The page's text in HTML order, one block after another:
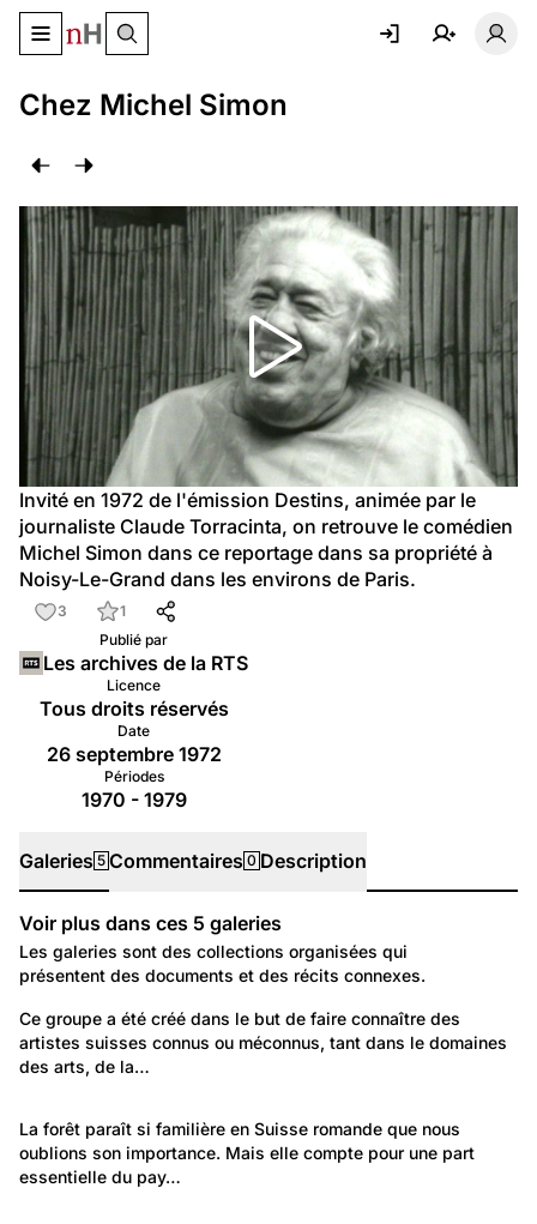
Basculer le menu de navigation
Chez Michel Simon
Invité en 1972 de l'émission Destins, animée par le
journaliste Claude Torracinta, on retrouve le comédien
Michel Simon dans ce reportage dans sa propriété à
Noisy-Le-Grand dans les environs de Paris.
3
1
Publié par
Les archives de la RTS
Licence
Tous droits réservés
Date
26 septembre 1972
Périodes
1970 - 1979
Galeries 5 Commentaires 0 Description
Galeries
Voir plus dans ces 5 galeries
Les galeries sont des collections organisées qui
présentent des documents et des récits connexes.
Temps libre et culture: Arts
Artistes suisses d'autrefois
Ce groupe a été créé dans le but de faire connaître des
artistes suisses connus ou méconnus, tant dans le domaines
des arts, de la…
Environnement: Nature et paysage
La forêt, un univers en soi
La forêt paraît si familière en Suisse romande que nous
oublions son importance. Mais elle compte pour une part
essentielle du pay…